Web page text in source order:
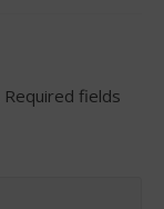
Required fields